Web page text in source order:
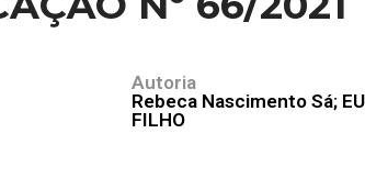
Autoria
Rebeca Nascimento Sá;
FILHO